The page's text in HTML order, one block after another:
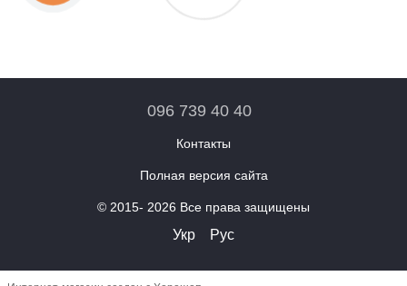
096 739 40 40
Контакты
Полная версия сайта
© 2015- 2026 Все права защищены
Укр Рус